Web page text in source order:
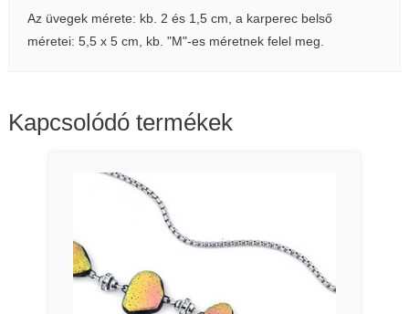
Az üvegek mérete: kb. 2 és 1,5 cm, a karperec belső
méretei: 5,5 x 5 cm, kb. "M"-es méretnek felel meg.
Kapcsolódó termékek